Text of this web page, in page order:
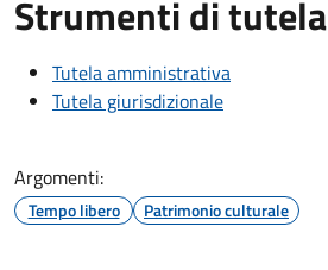
Strumenti di tutela
Tutela amministrativa
Tutela giurisdizionale
Argomenti:
Tempo libero Patrimonio culturale